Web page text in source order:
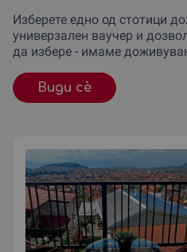
Изберете едно од стотици
универзален ваучер и
да избере - имаме
Види сè